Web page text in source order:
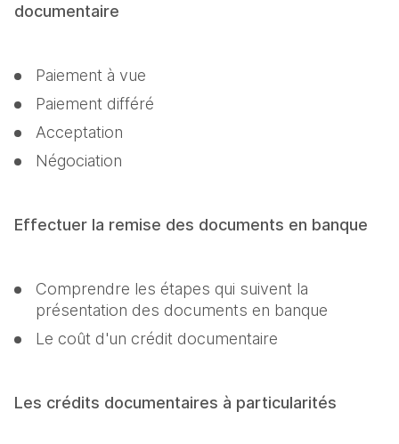
documentaire
Paiement à vue
Paiement différé
Acceptation
Négociation
Effectuer la remise des documents en banque
Comprendre les étapes qui suivent la
présentation des documents en banque
Le coût d'un crédit documentaire
Les crédits documentaires à particularités